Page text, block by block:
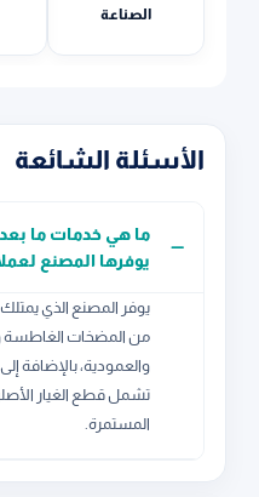
الصناعة
الأسئلة الشائعة
ما هي خدمات ما
يوفرها المصنع
من المضخات الغاطسة
والعمودية، بالإضافة
تشمل قطع الغيار
المستمرة.